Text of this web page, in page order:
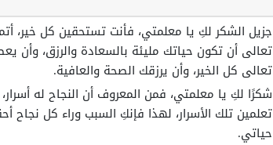
جزيل الشكر لكِ يا معلمتي، فأنت تستحقين كل خير،
تعالى أن تكون حياتك مليئة بالسعادة والرزق، وأن
تعالى كل الخير، وأن يرزقك الصحة والعافية.
شكرًا لكِ يا معلمتي، فمن المعروف أن النجاح له
تعلمين تلك الأسرار، لهذا فإنكِ السبب وراء كل نجاح
حياتي.